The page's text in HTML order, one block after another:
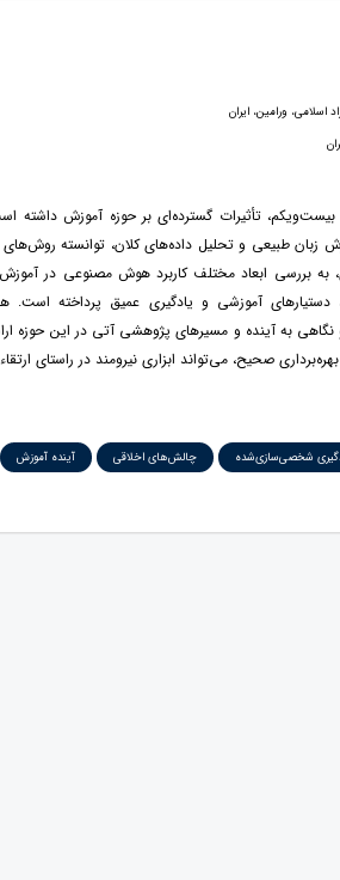
اسلامی، ورامین، ایران
تأثیرات گسترده‌ای بر حوزه آموزش داشته
زبان طبیعی و تحلیل داده‌های کلان، توانسته
به بررسی ابعاد مختلف کاربرد هوش مصنوعی در
دستیارهای آموزشی و یادگیری عمیق پرداخته است.
به آینده و مسیرهای پژوهشی آتی در این حوزه
صحیح، می‌تواند ابزاری نیرومند در راستای
شخصی‌سازی‌شده چالش‌های اخلاقی آینده آموزش